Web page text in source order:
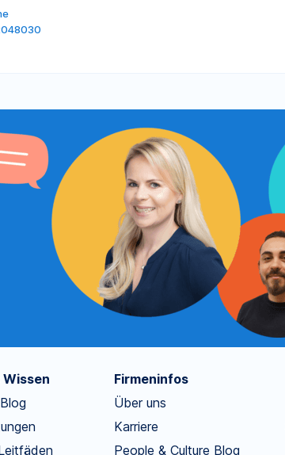
Firmeninfos
Über uns
Karriere
People & Culture Blog